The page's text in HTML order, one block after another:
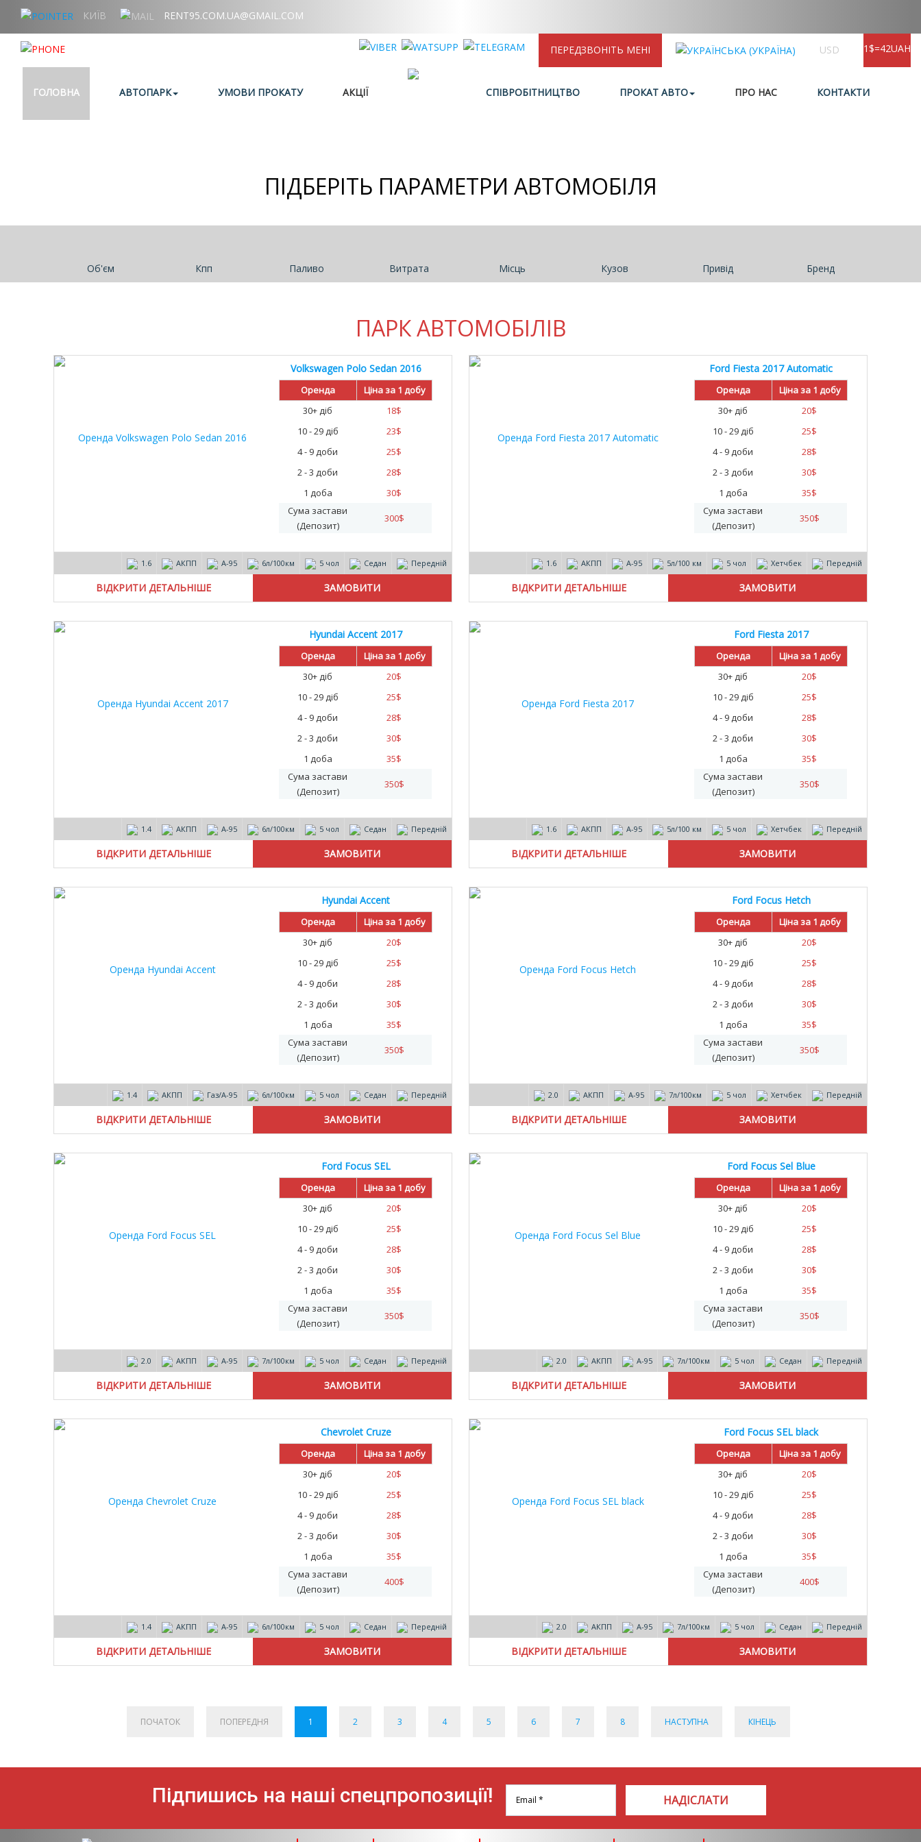
КИЇВ RENT95.COM.UA@GMAIL.COM
ПЕРЕДЗВОНІТЬ МЕНІ USD 1$=42UAH
ГОЛОВНА АВТОПАРК УМОВИ ПРОКАТУ АКЦІЇ СПІВРОБІТНИЦТВО ПРОКАТ АВТО ПРО НАС КОНТАКТИ
ПІДБЕРІТЬ ПАРАМЕТРИ АВТОМОБІЛЯ
Об'єм Кпп Паливо Витрата Місць Кузов Привід Бренд
ПАРК АВТОМОБІЛІВ
Volkswagen Polo Sedan 2016
Оренда
Ціна за 1 добу
30+ діб
18$
10 - 29 діб
23$
4 - 9 доби
25$
2 - 3 доби
28$
1 доба
30$
Сума застави
(Депозит)
300$
1.6 АКПП А-95 6л/100км 5 чол Седан Передній
ВІДКРИТИ ДЕТАЛЬНІШЕ
Ford Fiesta 2017 Automatic
Оренда
Ціна за 1 добу
30+ діб
20$
10 - 29 діб
25$
4 - 9 доби
28$
2 - 3 доби
30$
1 доба
35$
Сума застави
(Депозит)
350$
1.6 АКПП А-95 5л/100 км 5 чол Хетчбек Передній
ВІДКРИТИ ДЕТАЛЬНІШЕ
Hyundai Accent 2017
Оренда
Ціна за 1 добу
30+ діб
20$
10 - 29 діб
25$
4 - 9 доби
28$
2 - 3 доби
30$
1 доба
35$
Сума застави
(Депозит)
350$
1.4 АКПП А-95 6л/100км 5 чол Седан Передній
ВІДКРИТИ ДЕТАЛЬНІШЕ
Ford Fiesta 2017
Оренда
Ціна за 1 добу
30+ діб
20$
10 - 29 діб
25$
4 - 9 доби
28$
2 - 3 доби
30$
1 доба
35$
Сума застави
(Депозит)
350$
1.6 АКПП А-95 5л/100 км 5 чол Хетчбек Передній
ВІДКРИТИ ДЕТАЛЬНІШЕ
Hyundai Accent
Оренда
Ціна за 1 добу
30+ діб
20$
10 - 29 діб
25$
4 - 9 доби
28$
2 - 3 доби
30$
1 доба
35$
Сума застави
(Депозит)
350$
1.4 АКПП Газ/А-95 6л/100км 5 чол Седан Передній
ВІДКРИТИ ДЕТАЛЬНІШЕ
Ford Focus Hetch
Оренда
Ціна за 1 добу
30+ діб
20$
10 - 29 діб
25$
4 - 9 доби
28$
2 - 3 доби
30$
1 доба
35$
Сума застави
(Депозит)
350$
2.0 АКПП А-95 7л/100км 5 чол Хетчбек Передній
ВІДКРИТИ ДЕТАЛЬНІШЕ
Ford Focus SEL
Оренда
Ціна за 1 добу
30+ діб
20$
10 - 29 діб
25$
4 - 9 доби
28$
2 - 3 доби
30$
1 доба
35$
Сума застави
(Депозит)
350$
2.0 АКПП А-95 7л/100км 5 чол Седан Передній
ВІДКРИТИ ДЕТАЛЬНІШЕ
Ford Focus Sel Blue
Оренда
Ціна за 1 добу
30+ діб
20$
10 - 29 діб
25$
4 - 9 доби
28$
2 - 3 доби
30$
1 доба
35$
Сума застави
(Депозит)
350$
2.0 АКПП А-95 7л/100км 5 чол Седан Передній
ВІДКРИТИ ДЕТАЛЬНІШЕ
Chevrolet Cruze
Оренда
Ціна за 1 добу
30+ діб
20$
10 - 29 діб
25$
4 - 9 доби
28$
2 - 3 доби
30$
1 доба
35$
Сума застави
(Депозит)
400$
1.4 АКПП А-95 6л/100км 5 чол Седан Передній
ВІДКРИТИ ДЕТАЛЬНІШЕ
Ford Focus SEL black
Оренда
Ціна за 1 добу
30+ діб
20$
10 - 29 діб
25$
4 - 9 доби
28$
2 - 3 доби
30$
1 доба
35$
Сума застави
(Депозит)
400$
2.0 АКПП А-95 7л/100км 5 чол Седан Передній
ВІДКРИТИ ДЕТАЛЬНІШЕ
ПОЧАТОК ПОПЕРЕДНЯ 1 2 3 4 5 6 7 8 НАСТУПНА КІНЕЦЬ
Підпишись на наші спецпропозиції! НАДІСЛАТИ